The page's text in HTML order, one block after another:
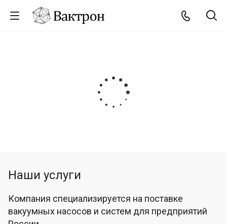
Наши услуги
Компания специализируется на поставке
вакуумных насосов и систем для предприятий